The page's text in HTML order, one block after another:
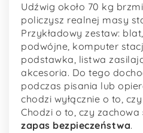
Udźwig około 70 kg
policzysz realnej masy
Przykładowy zestaw:
podwójne, komputer
podstawka, listwa
akcesoria. Do tego
podczas pisania lub
chodzi wyłącznie o to,
Chodzi o to, czy zachowa
zapas bezpieczeństwa.